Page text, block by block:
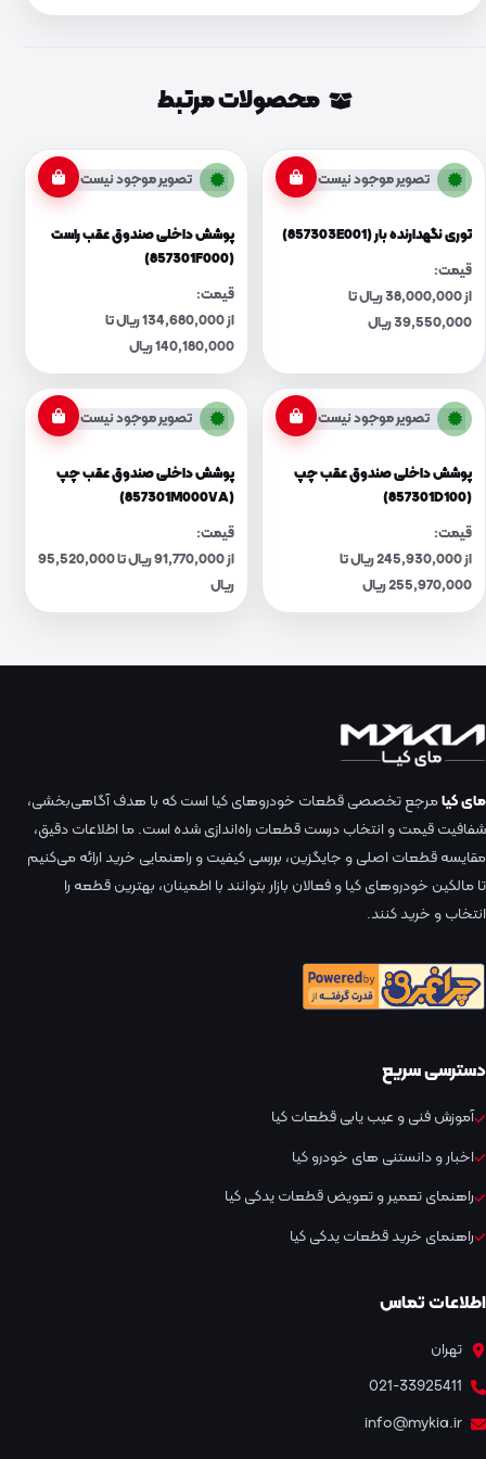
محصولات مرتبط
تصویر موجود نیست
توری نگهدارنده بار (857303E001)
قیمت:
از 38,000,000 ریال تا
39,550,000 ریال
تصویر موجود نیست
پوشش داخلی صندوق عقب راست
(857301F000)
قیمت:
از 134,680,000 ریال تا
140,180,000 ریال
تصویر موجود نیست
پوشش داخلی صندوق عقب چپ
(857301D100)
قیمت:
از 245,930,000 ریال تا
255,970,000 ریال
تصویر موجود نیست
پوشش داخلی صندوق عقب چپ
(857301M000VA)
قیمت:
از 91,770,000 ریال تا 95,520,000
ریال
مای کیامرجع تخصصی قطعات خودروهای کیا است که با هدف آگاهی‌بخشی،
شفافیت قیمت و انتخاب درست قطعات راه‌اندازی شده است. ما اطلاعات دقیق،
مقایسه قطعات اصلی و جایگزین، بررسی کیفیت و راهنمایی خرید ارائه می‌کنیم
تا مالکین خودروهای کیا و فعالان بازار بتوانند با اطمینان، بهترین قطعه را
انتخاب و خرید کنند.
دسترسی سریع
آموزش فنی و عیب یابی قطعات کیا
اخبار و دانستنی های خودرو کیا
راهنمای تعمیر و تعویض قطعات یدکی کیا
راهنمای خرید قطعات یدکی کیا
اطلاعات تماس
تهران
021-33925411
info@mykia.ir